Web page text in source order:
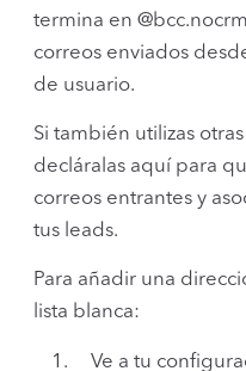
termina en
correos enviados
de usuario.
Si también utilizas
decláralas aquí para
correos entrantes y
tus leads.
Para añadir una
lista blanca:
Ve a tu